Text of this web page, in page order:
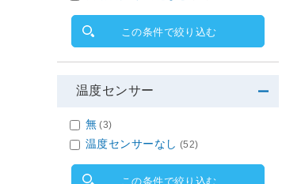
この条件で絞り込む
温度センサー
無 (3)
温度センサーなし (52)
この条件で絞り込む